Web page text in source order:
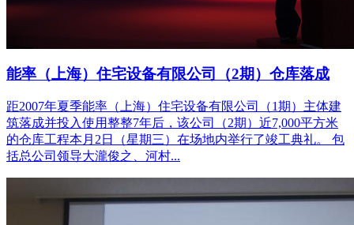
能率（上海）住宅设备有限公司（2期）仓库落成
距2007年夏季能率（上海）住宅设备有限公司（1期）主体建
筑落成并投入使用整整7年后，该公司（2期）近7,000平方米
的仓库工程本月2日（星期三）在场地内举行了竣工典礼。 包
括总公司领导大瀧俊之、河村...